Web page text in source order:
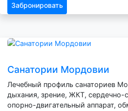
Забронировать
Санатории Мордовии
Лечебный профиль санаториев
дыхания, зрение, ЖКТ, сердечно-
опорно-двигательный аппарат,